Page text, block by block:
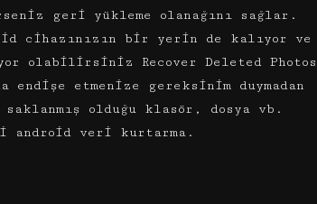
geri yükleme olanağını sağlar.
cihazınızın bir yerin de kalıyor ve
olabilirsiniz Recover Deleted Photos
etmenize gereksinim duymadan
olduğu klasör, dosya vb.
android veri kurtarma.